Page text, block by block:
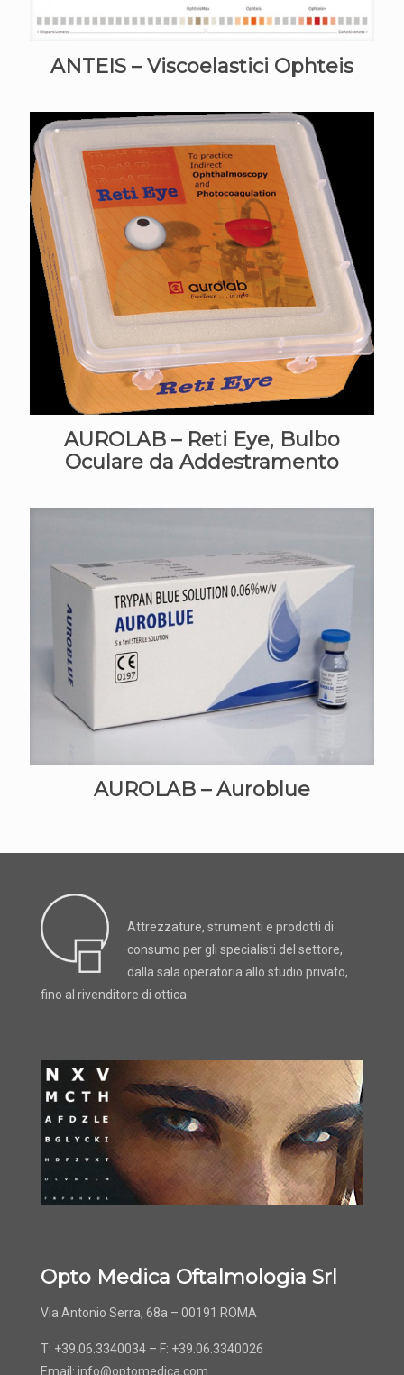
ANTEIS – Viscoelastici Ophteis
AUROLAB – Reti Eye, Bulbo
Oculare da Addestramento
AUROLAB – Auroblue
Attrezzature, strumenti e prodotti di
consumo per gli specialisti del settore,
dalla sala operatoria allo studio privato,
fino al rivenditore di ottica.
Opto Medica Oftalmologia Srl
Via Antonio Serra, 68a – 00191 ROMA
T: +39.06.3340034 – F: +39.06.3340026
Email: info@optomedica.com